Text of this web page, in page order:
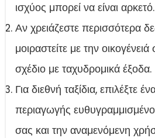
ισχύος μπορεί να είναι αρκετό.
Αν χρειάζεστε περισσότερα
μοιραστείτε με την
σχέδιο με ταχυδρομικά έξοδα.
Για διεθνή ταξίδια, επιλέξτε
περιαγωγής
σας και την αναμενόμενη